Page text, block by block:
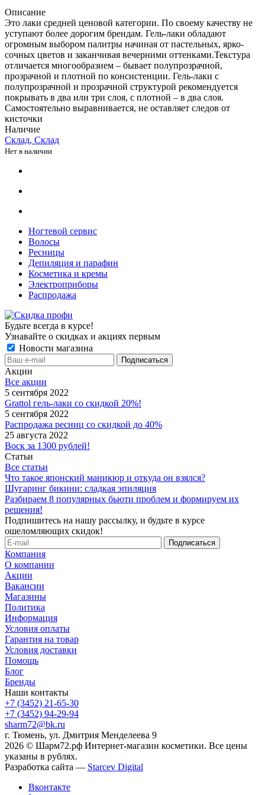
Описание
Это лаки средней ценовой категории. По своему качеству не
уступают более дорогим брендам. Гель-лаки обладают
огромным выбором палитры начиная от пастельных, ярко-
сочных цветов и заканчивая вечерними оттенками.Текстура
отличается многообразием – бывает полупрозрачной,
прозрачной и плотной по консистенции. Гель-лаки с
полупрозрачной и прозрачной структурой рекомендуется
покрывать в два или три слоя, с плотной – в два слоя.
Самостоятельно выравнивается, не оставляет следов от
кисточки
Наличие
Склад, Склад
Нет в наличии
Ногтевой сервис
Волосы
Ресницы
Депиляция и парафин
Косметика и кремы
Электроприборы
Распродажа
Будьте всегда в курсе!
Узнавайте о скидках и акциях первым
Новости магазина
Акции
Все акции
5 сентября 2022
Grattol гель-лаки со скидкой 20%!
5 сентября 2022
Распродажа ресниц со скидкой до 40%
25 августа 2022
Воск за 1300 рублей!
Статьи
Все статьи
Что такое японский маникюр и откуда он взялся?
Шугаринг бикини: сладкая эпиляция
Разбираем 8 популярных бьюти проблем и формируем их
решения!
Подпишитесь на нашу рассылку, и будьте в курсе
ошеломляющих скидок!
Компания
О компании
Акции
Вакансии
Магазины
Политика
Информация
Условия оплаты
Гарантия на товар
Условия доставки
Помощь
Блог
Бренды
Наши контакты
+7 (3452) 21-65-30
+7 (3452) 94-29-94
sharm72@bk.ru
г. Тюмень, ул. Дмитрия Менделеева 9
2026 © Шарм72.рф Интернет-магазин косметики. Все цены
указаны в рублях.
Разработка сайта — Starcev Digital
Вконтакте